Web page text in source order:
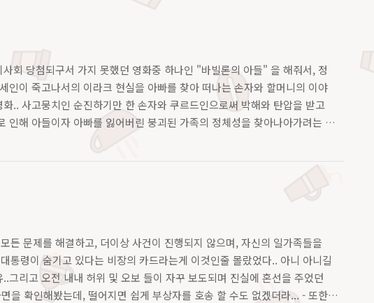
회 당첨되구서 가지 못했던 영화중 하나인 "바빌론의 아들" 을 해줘서, 정
인이 죽고나서의 이라크 현실을 아빠를 찾아 떠나는 손자와 할머니의 이야
.. 사고뭉치인 순진하기만 한 손자와 쿠르드인으로써 박해와 탄압을 받고
인해 아들이자 아빠를 잃어버린 붕괴된 가족의 정체성을 찾아나아가려는 고
든 문제를 해결하고, 더이상 사건이 진행되지 않으며, 자신의 일가족들을
령이 숨기고 있다는 비장의 카드라는게 이것인줄 몰랐었다.. 아니 아니길
리고 오전 내내 허위 및 오보 들이 자꾸 보도되며 진실에 혼선을 주었던
을 확인해봤는데, 떨어지면 쉽게 부상자를 호송 할 수도 없겠더라... - 또한